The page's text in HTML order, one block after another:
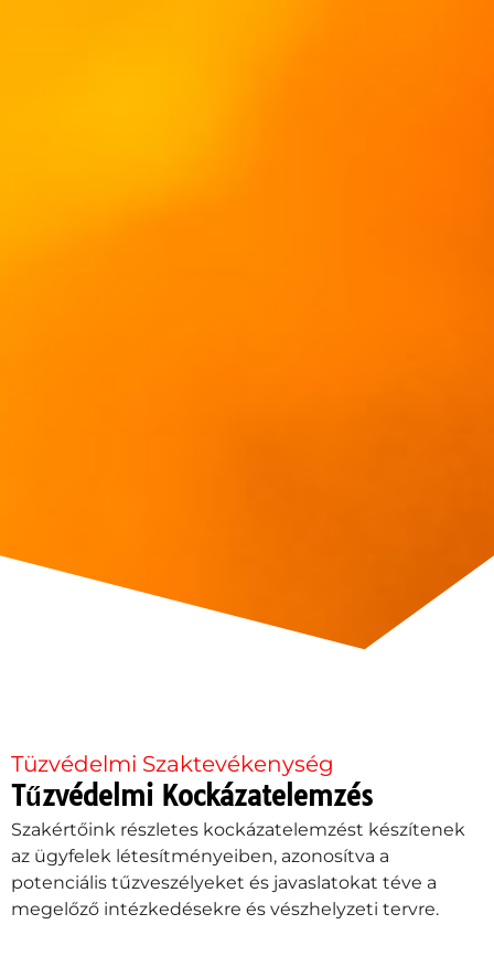
Tüzvédelmi Szaktevékenység
Tűzvédelmi Kockázatelemzés
Szakértőink részletes kockázatelemzést készítenek
az ügyfelek létesítményeiben, azonosítva a
potenciális tűzveszélyeket és javaslatokat téve a
megelőző intézkedésekre és vészhelyzeti tervre.